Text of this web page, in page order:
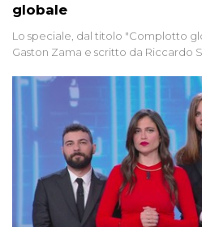
globale
Lo speciale, dal titolo "Complotto
Gaston Zama e scritto da Riccardo
racconta l'universo delle narrazioni
globali e del complottismo che
social network, talk show, piazze